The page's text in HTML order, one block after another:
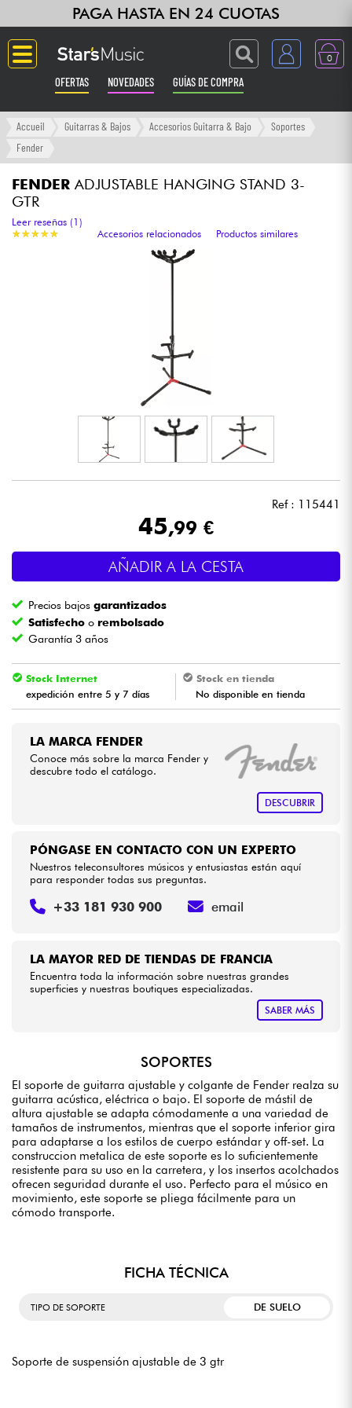
PAGA HASTA EN 24 CUOTAS
0
OFERTAS NOVEDADES GUÍAS DE COMPRA
Langue
Batería y percusión
Vientos
Niños
Cables & Acces.
Ver nuestras marcas
Accueil Guitarras & Bajos Accesorios Guitarra & Bajo
Soportes
Fender
FENDER ADJUSTABLE HANGING STAND 3-
GTR
★★★★★
★★★★★
Leer reseñas (1)
Accesorios relacionados
Productos similares
Ref : 115441
45,99 €
AÑADIR A LA CESTA
Precios bajosgarantizados
Satisfecho o rembolsado
Garantía 3 años
Stock Internet
expedición entre 5 y 7 días
Stock en tienda
No disponible en tienda
LA MARCA FENDER
Conoce más sobre la marca Fender y
descubre todo el catálogo.
DESCUBRIR
LA MAYOR RED DE TIENDAS DE FRANCIA
Encuentra toda la información sobre nuestras grandes
superficies y nuestras boutiques especializadas.
SABER MÁS
PÓNGASE EN CONTACTO CON UN EXPERTO
Nuestros teleconsultores músicos y entusiastas están aquí
para responder todas sus preguntas.
+33 181 930 900 email
SOPORTES
El soporte de guitarra ajustable y colgante de Fender realza su
guitarra acústica, eléctrica o bajo. El soporte de mástil de
altura ajustable se adapta cómodamente a una variedad de
tamaños de instrumentos, mientras que el soporte inferior gira
para adaptarse a los estilos de cuerpo estándar y off-set. La
construccion metalica de este soporte es lo suficientemente
resistente para su uso en la carretera, y los insertos acolchados
ofrecen seguridad durante el uso. Perfecto para el músico en
movimiento, este soporte se pliega fácilmente para un
cómodo transporte.
FICHA TÉCNICA
TIPO DE SOPORTE DE SUELO
Soporte de suspensión ajustable de 3 gtr